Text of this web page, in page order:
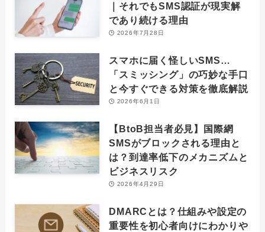
｜それでもSMS認証が現実解
であり続ける理由
2026年7月28日
スマホに届く怪しいSMS…
「スミッシング」の巧妙な手口
と今すぐできる対策を徹底解説
2026年6月1日
【BtoB担当者必見】国際網
SMSがブロックされる理由と
は？到達率低下のメカニズムと
ビジネスリスク
2026年4月29日
DMARCとは？仕組みや設定の
重要性を初心者向けにわかりや